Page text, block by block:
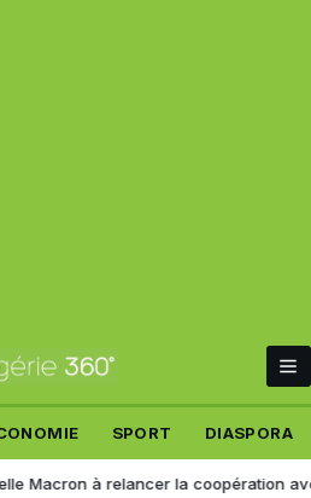
SPORT DIASPORA
à relancer la coopération avec